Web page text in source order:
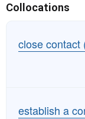
Collocations
close contact
establish a